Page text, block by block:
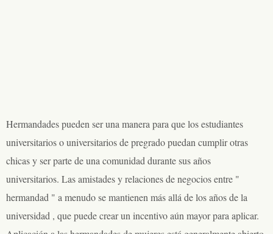
Hermandades pueden ser una manera para que los estudiantes
universitarios o universitarios de pregrado puedan cumplir otras
chicas y ser parte de una comunidad durante sus años
universitarios. Las amistades y relaciones de negocios entre "
hermandad " a menudo se mantienen más allá de los años de la
universidad , que puede crear un incentivo aún mayor para aplicar.